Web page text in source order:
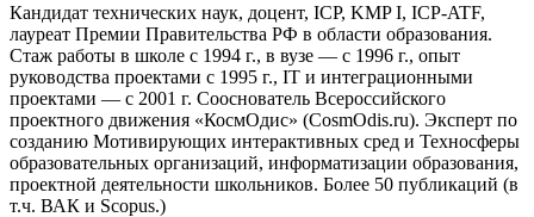
Кандидат технических наук, доцент, ICP, KMP I, ICP-ATF,
лауреат Премии Правительства РФ в области образования.
Стаж работы в школе с 1994 г., в вузе — с 1996 г., опыт
руководства проектами с 1995 г., IT и интеграционными
проектами — с 2001 г. Сооснователь Всероссийского
проектного движения «КосмОдис» (CosmOdis.ru). Эксперт по
созданию Мотивирующих интерактивных сред и Техносферы
образовательных организаций, информатизации образования,
проектной деятельности школьников. Более 50 публикаций (в
т.ч. ВАК и Scopus.)